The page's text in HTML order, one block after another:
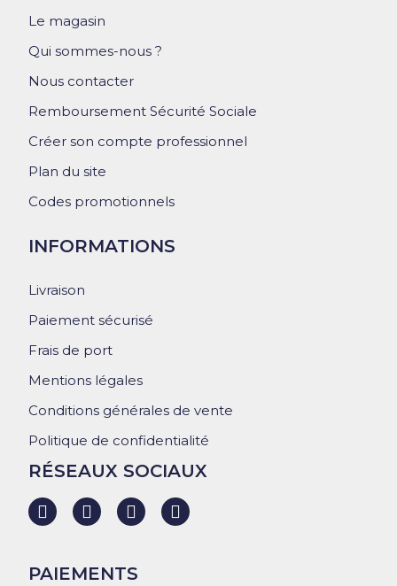
Le magasin
Qui sommes-nous ?
Nous contacter
Remboursement Sécurité Sociale
Créer son compte professionnel
Plan du site
Codes promotionnels
INFORMATIONS
Livraison
Paiement sécurisé
Frais de port
Mentions légales
Conditions générales de vente
Politique de confidentialité
RÉSEAUX SOCIAUX
PAIEMENTS